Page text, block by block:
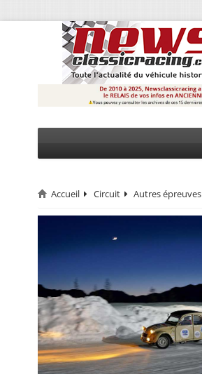
CIRCUIT
EVÈNEMENTS
CALENDRIER
FOCUS
Accueil Circuit Autres épreuves